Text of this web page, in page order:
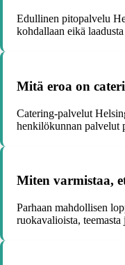
Edullinen pitopalvelu
kohdallaan eikä
Mitä eroa on
Catering-palvelut
henkilökunnan palvelut
Miten varmistaa,
Parhaan mahdollisen
ruokavalioista,